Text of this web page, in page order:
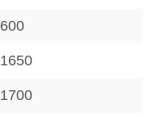
600
1650
1700